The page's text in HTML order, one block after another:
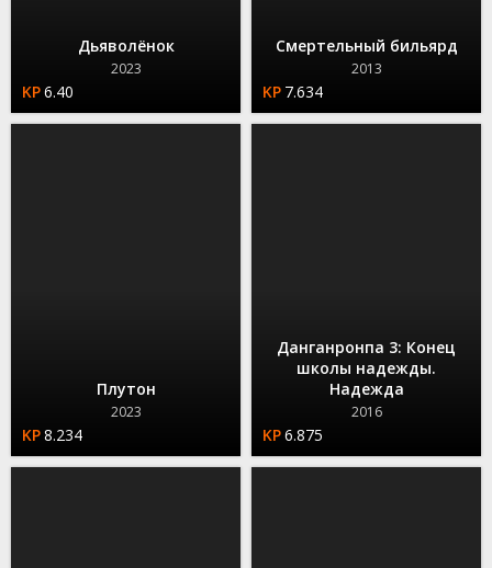
Дьяволёнок
2023
6.40
Смертельный бильярд
2013
7.634
Плутон
2023
8.234
Данганронпа 3: Конец
школы надежды.
Надежда
2016
6.875